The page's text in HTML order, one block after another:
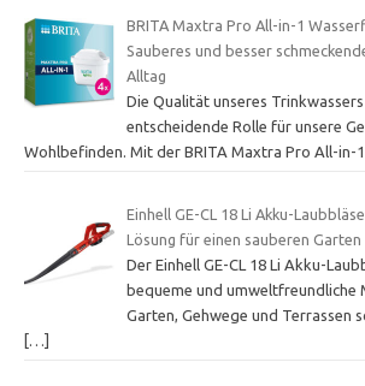
BRITA Maxtra Pro All-in-1
Sauberes und besser
Alltag
Die Qualität unseres
entscheidende Rolle für unsere
Wohlbefinden. Mit der BRITA Maxtra Pro All-in-1
Einhell GE-CL 18 Li Akku-
Lösung für einen sauberen Garten
Der Einhell GE-CL 18 Li Akku-
bequeme und umweltfreundliche
Garten, Gehwege und Terrassen
[…]